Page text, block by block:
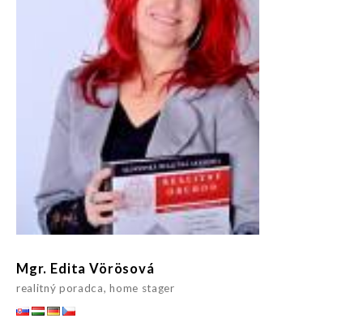
Mgr. Edita Vörösová
realitný poradca, home stager